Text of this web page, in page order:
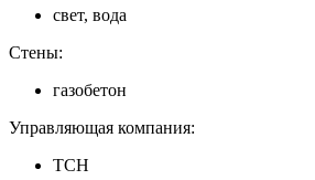
свет, вода
Стены:
газобетон
Управляющая компания:
ТСН